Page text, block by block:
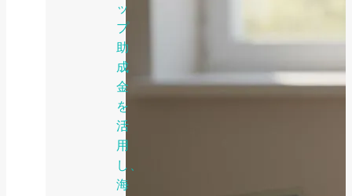
ッ
プ
助
成
金
を
活
用
し、
海